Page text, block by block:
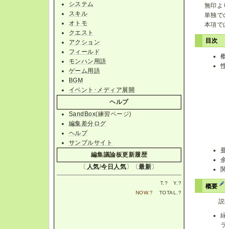
無印よ
単独で
本項で
目次
概要
システム
スキル
オトモ
クエスト
アクション
フィールド
モンハン用語
ゲーム用語
BGM
イベント･メディア展開
ヘルプ
SandBox(練習ページ)
編集差分ログ
ヘルプ
サンプルサイト
編集議論板更新履歴
〔 人気/今日人気〕〔最新〕
T. ? Y. ?
NOW.? TOTAL. ?